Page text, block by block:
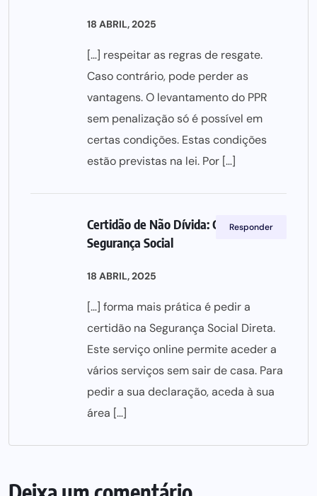
18 ABRIL, 2025
[…] respeitar as regras de resgate.
Caso contrário, pode perder as
vantagens. O levantamento do PPR
sem penalização só é possível em
certas condições. Estas condições
estão previstas na lei. Por […]
Certidão de Não Dívida: Como Pedir à
Segurança Social
18 ABRIL, 2025
[…] forma mais prática é pedir a
certidão na Segurança Social Direta.
Este serviço online permite aceder a
vários serviços sem sair de casa. Para
pedir a sua declaração, aceda à sua
área […]
Responder